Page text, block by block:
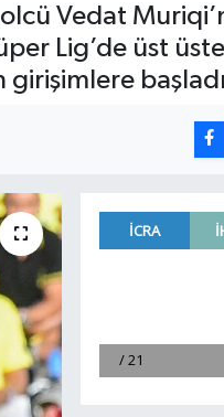
Vedat
Lig’de üst